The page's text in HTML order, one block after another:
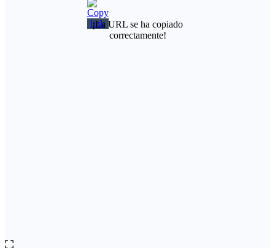
¡La URL se ha copiado
correctamente!